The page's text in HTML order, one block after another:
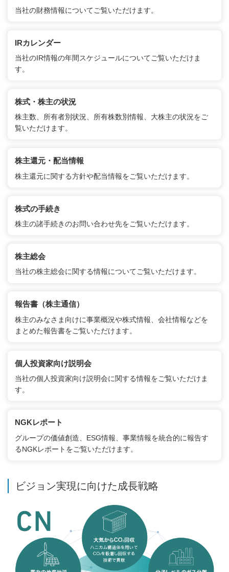
当社の財務情報についてご覧いただけます。
IRカレンダー
当社のIR情報の年間スケジュールについてご覧いただけま
す。
株式・株主の状況
株主数、所有者別状況、所有株数別情報、大株主の状況をご
覧いただけます。
株主還元・配当情報
株主還元に関する方針や配当情報をご覧いただけます。
株式の手続き
株主の諸手続きのお問い合わせ先をご覧いただけます。
株主総会
当社の株主総会に関する情報についてご覧いただけます。
報告書（株主通信）
株主のみなさま向けに事業概況や株式情報、会社情報などを
まとめた報告書をご覧いただけます。
個人投資家向け説明会
当社の個人投資家向け説明会に関する情報をご覧いただけま
す。
NGKレポート
グループの価値創造、ESG情報、事業情報を統合的に報告す
るNGKレポートをご覧いただけます。
ビジョン実現に向けた成長戦略